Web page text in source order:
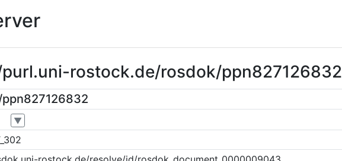
rostock.de/rosdok/ppn827126832
▼